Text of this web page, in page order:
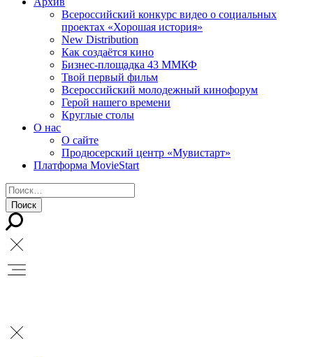
Всероссийский конкурс видео о социальных
проектах «Хорошая история»
New Distribution
Как создаётся кино
Бизнес-площадка 43 ММКФ
Твой первый фильм
Всероссийский молодежный кинофорум
Герой нашего времени
Круглые столы
О нас
О сайте
Продюсерский центр «Мувистарт»
Платформа MovieStart